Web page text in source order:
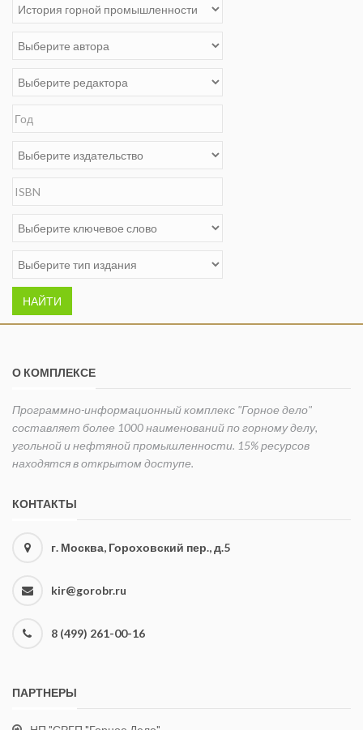
НАЙТИ
О КОМПЛЕКСЕ
Программно-информационный комплекс "Горное дело"
составляет более 1000 наименований по горному делу,
угольной и нефтяной промышленности. 15% ресурсов
находятся в открытом доступе.
КОНТАКТЫ
г. Москва, Гороховский пер., д.5
kir@gorobr.ru
8 (499) 261-00-16
ПАРТНЕРЫ